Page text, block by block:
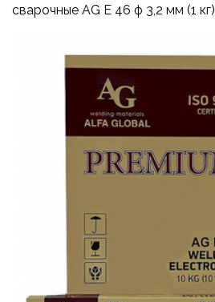
сварочные AG E 46 ф 3,2 мм (1 кг)